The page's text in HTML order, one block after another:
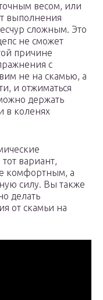
весом, или
выполнения
сложным. Это
не сможет
причине
с
не на скамью, а
и отжиматься
держать
в коленях
вариант,
комфортным, а
силу. Вы также
делать
от скамьи на